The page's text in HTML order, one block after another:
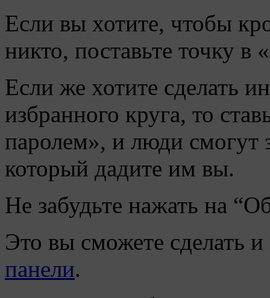
Если вы хотите, чтобы
никто, поставьте точку в
Если же хотите сделать
избранного круга, то
паролем», и люди смогут
который дадите им вы.
Не забудьте нажать на
Это вы сможете сделать
панели.